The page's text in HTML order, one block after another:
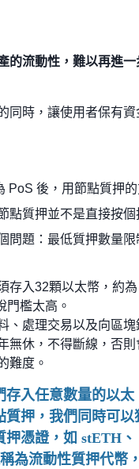
的流動性，難以再進一
同時，讓使用者保有資
PoS 後，用節點質押
點質押並不是直接按個
問題：最低質押數量限
存入32顆以太幣，約為
門檻太高。
、處理交易以及向區塊
無休，不得斷線，否則
難度。
存入任意數量的以太
質押，我們同時可以
憑證，如 stETH、
為流動性質押代幣